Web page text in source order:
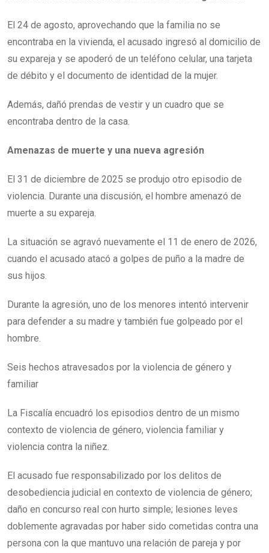
El 24 de agosto, aprovechando que la familia no se
encontraba en la vivienda, el acusado ingresó al domicilio de
su expareja y se apoderó de un teléfono celular, una tarjeta
de débito y el documento de identidad de la mujer.
Además, dañó prendas de vestir y un cuadro que se
encontraba dentro de la casa.
Amenazas de muerte y una nueva agresión
El 31 de diciembre de 2025 se produjo otro episodio de
violencia. Durante una discusión, el hombre amenazó de
muerte a su expareja.
La situación se agravó nuevamente el 11 de enero de 2026,
cuando el acusado atacó a golpes de puño a la madre de
sus hijos.
Durante la agresión, uno de los menores intentó intervenir
para defender a su madre y también fue golpeado por el
hombre.
Seis hechos atravesados por la violencia de género y
familiar
La Fiscalía encuadró los episodios dentro de un mismo
contexto de violencia de género, violencia familiar y
violencia contra la niñez.
El acusado fue responsabilizado por los delitos de
desobediencia judicial en contexto de violencia de género;
daño en concurso real con hurto simple; lesiones leves
doblemente agravadas por haber sido cometidas contra una
persona con la que mantuvo una relación de pareja y por